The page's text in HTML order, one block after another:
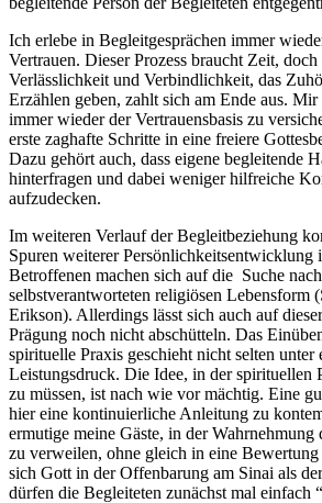
Ich erlebe in Begleitgesprächen immer
Vertrauen. Dieser Prozess braucht Zeit,
Verlässlichkeit und Verbindlichkeit, das
Erzählen geben, zahlt sich am Ende aus.
immer wieder der Vertrauensbasis zu
erste zaghafte Schritte in eine freiere
Dazu gehört auch, dass eigene begleitende
hinterfragen und dabei weniger hilfreiche
aufzudecken.
Im weiteren Verlauf der Begleitbeziehung
Spuren weiterer
Betroffenen machen sich auf die Suche
selbstverantworteten religiösen Lebensform
Erikson). Allerdings lässt sich auch auf
Prägung noch nicht abschütteln. Das
spirituelle Praxis geschieht nicht selten unter
Leistungsdruck. Die Idee, in der spirituellen
zu müssen, ist nach wie vor mächtig. Eine
hier eine kontinuierliche Anleitung zu
ermutige meine Gäste, in der Wahrnehmung
zu verweilen, ohne gleich in eine
sich Gott in der Offenbarung am Sinai als
dürfen die Begleiteten zunächst mal einfach